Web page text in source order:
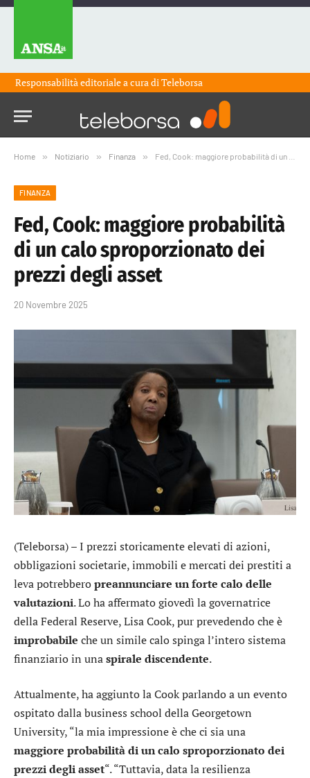
Responsabilità editoriale a cura diTeleborsa
Home » Notiziario » Finanza » Fed, Cook: maggiore probabilità di un calo sproporzionato dei prezzi degli asset
FINANZA
Fed, Cook: maggiore probabilità
di un calo sproporzionato dei
prezzi degli asset
20 Novembre 2025
(Teleborsa) – I prezzi storicamente elevati di azioni,
obbligazioni societarie, immobili e mercati dei prestiti a
leva potrebberopreannunciare un forte calo delle
valutazioni. Lo ha affermato giovedì la governatrice
della Federal Reserve, Lisa Cook, pur prevedendo che è
improbabile che un simile calo spinga l’intero sistema
finanziario in unaspirale discendente.
Attualmente, ha aggiunto la Cook parlando a un evento
ospitato dalla business school della Georgetown
University, “la mia impressione è che ci sia una
maggiore probabilità di un calo sproporzionato dei
prezzi degli asset“. “Tuttavia, data la resilienza